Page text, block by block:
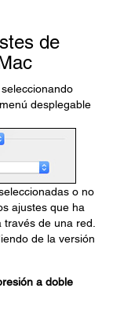
de
desplegable
o no
ajustes que ha
de una red.
de la versión
a doble